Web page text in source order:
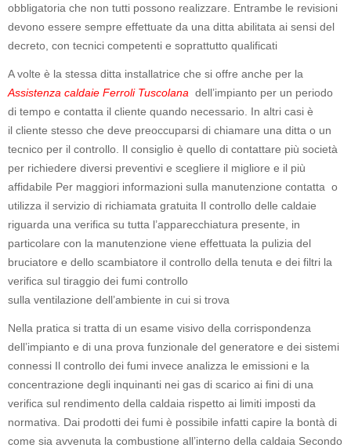
obbligatoria che non tutti possono realizzare. Entrambe le revisioni
devono essere sempre effettuate da una ditta abilitata ai sensi del
decreto, con tecnici competenti e soprattutto qualificati
A volte è la stessa ditta installatrice che si offre anche per la
Assistenza caldaie Ferroli Tuscolana dell’impianto per un periodo
di tempo e contatta il cliente quando necessario. In altri casi è
il cliente stesso che deve preoccuparsi di chiamare una ditta o un
tecnico per il controllo. Il consiglio è quello di contattare più società
per richiedere diversi preventivi e scegliere il migliore e il più
affidabile Per maggiori informazioni sulla manutenzione contatta o
utilizza il servizio di richiamata gratuita Il controllo delle caldaie
riguarda una verifica su tutta l’apparecchiatura presente, in
particolare con la manutenzione viene effettuata la pulizia del
bruciatore e dello scambiatore il controllo della tenuta e dei filtri la
verifica sul tiraggio dei fumi controllo
sulla ventilazione dell’ambiente in cui si trova
Nella pratica si tratta di un esame visivo della corrispondenza
dell’impianto e di una prova funzionale del generatore e dei sistemi
connessi Il controllo dei fumi invece analizza le emissioni e la
concentrazione degli inquinanti nei gas di scarico ai fini di una
verifica sul rendimento della caldaia rispetto ai limiti imposti da
normativa. Dai prodotti dei fumi è possibile infatti capire la bontà di
come sia avvenuta la combustione all’interno della caldaia Secondo